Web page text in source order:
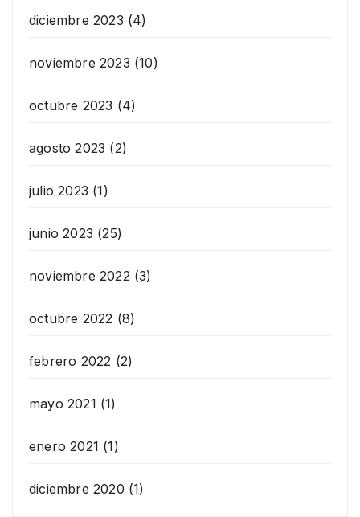
diciembre 2023 (4)
noviembre 2023 (10)
octubre 2023 (4)
agosto 2023 (2)
julio 2023 (1)
junio 2023 (25)
noviembre 2022 (3)
octubre 2022 (8)
febrero 2022 (2)
mayo 2021 (1)
enero 2021 (1)
diciembre 2020 (1)